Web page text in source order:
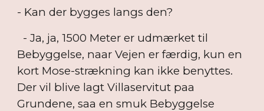
- Kan der bygges langs den?
- Ja, ja, 1500 Meter er udmærket til
Bebyggelse, naar Vejen er færdig, kun en
kort Mose-strækning kan ikke benyttes.
Der vil blive lagt Villaservitut paa
Grundene, saa en smuk Bebyggelse